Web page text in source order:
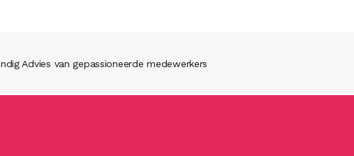
Advies van gepassioneerde medewerkers